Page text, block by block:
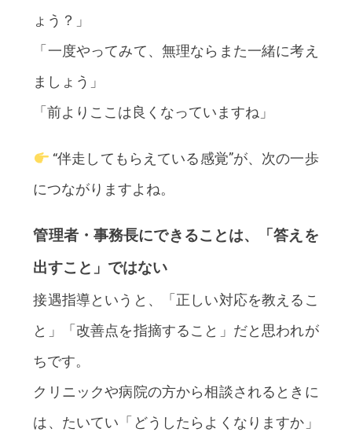
ょう？」
「一度やってみて、無理ならまた一緒に考え
ましょう」
「前よりここは良くなっていますね」
“伴走してもらえている感覚”が、次の一歩
につながりますよね。
管理者・事務長にできることは、「答えを
出すこと」ではない
接遇指導というと、「正しい対応を教えるこ
と」「改善点を指摘すること」だと思われが
ちです。
クリニックや病院の方から相談されるときに
は、たいてい「どうしたらよくなりますか」